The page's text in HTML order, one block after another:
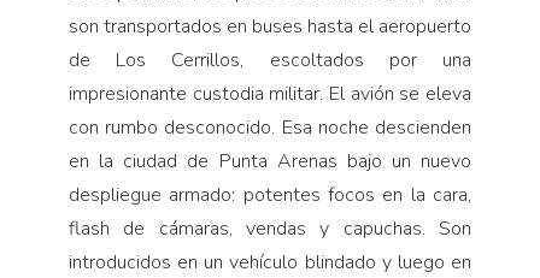
son transportados en buses hasta el aeropuerto
de Los Cerrillos, escoltados por una
impresionante custodia militar. El avión se eleva
con rumbo desconocido. Esa noche descienden
en la ciudad de Punta Arenas bajo un nuevo
despliegue armado: potentes focos en la cara,
flash de cámaras, vendas y capuchas. Son
introducidos en un vehículo blindado y luego en